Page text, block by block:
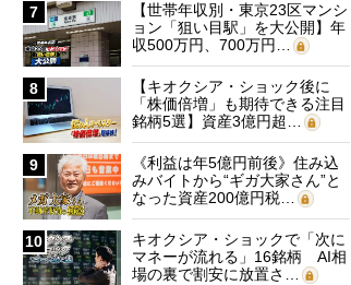
7
【世帯年収別・東京23区マンシ
ョン「狙い目駅」を大公開】年
収500万円、700万円…
8
【キオクシア・ショック後に
「株価倍増」も期待できる注目
銘柄5選】資産3億円超…
9
《利益は年5億円前後》住み込
みバイトから“ギガ大家さん”と
なった資産200億円税…
10
キオクシア・ショックで「次に
マネーが流れる」16銘柄 AI相
場の裏で割安に放置さ…